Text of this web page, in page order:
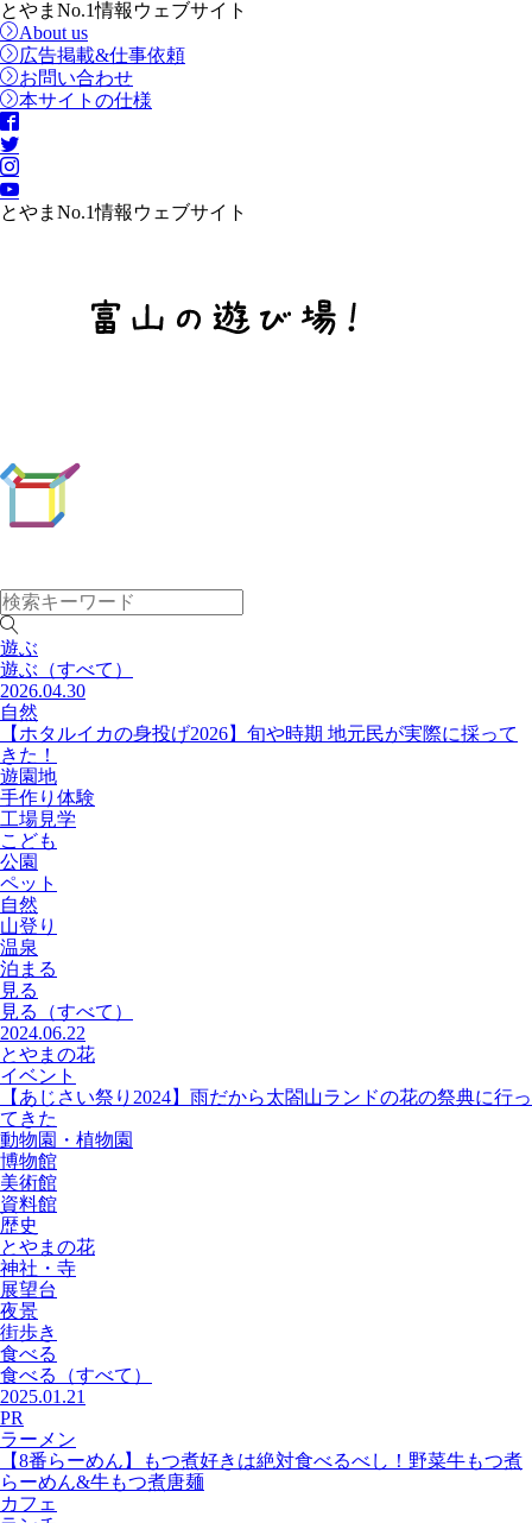
とやまNo.1情報ウェブサイト
About us
広告掲載&仕事依頼
お問い合わせ
本サイトの仕様
とやまNo.1情報ウェブサイト
遊ぶ
遊ぶ （すべて）
2026.04.30
自然
【ホタルイカの身投げ2026】旬や時期 地元民が実際に採って
きた！
遊園地
手作り体験
工場見学
こども
公園
ペット
自然
山登り
温泉
泊まる
見る
見る
（すべて）
2024.06.22
とやまの花
イベント
【あじさい祭り2024】雨だから太閤山ランドの花の祭典に行っ
てきた
動物園・植物園
博物館
美術館
資料館
歴史
とやまの花
神社・寺
展望台
夜景
街歩き
食べる
食べる
（すべて）
2025.01.21
PR
ラーメン
【8番らーめん】もつ煮好きは絶対食べるべし！野菜牛もつ煮
らーめん&牛もつ煮唐麺
カフェ